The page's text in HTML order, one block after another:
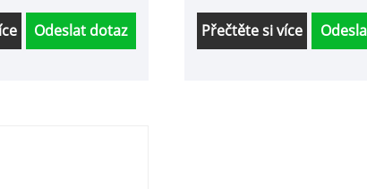
Odeslat dotaz
nabídneme nejlepší
servis a včasné dodání.
Přečtěte si více